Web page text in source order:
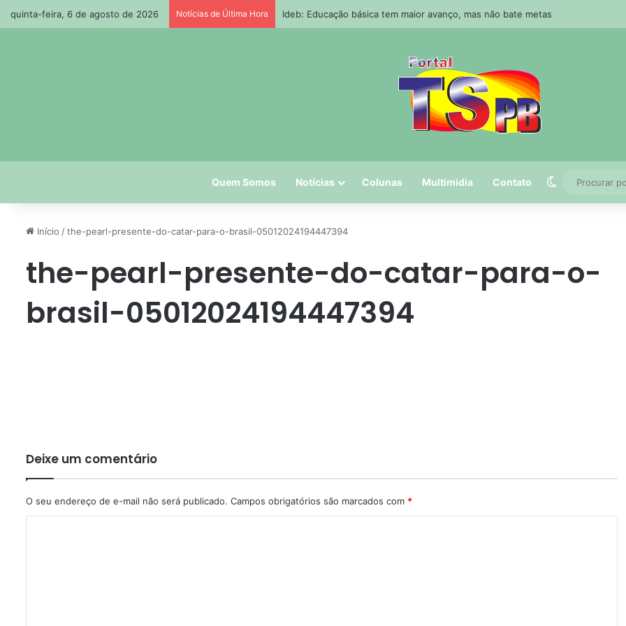
quinta-feira, 6 de agosto de 2026 Notícias de Última Hora Ideb: Educação básica tem maior avanço, mas não bate metas
Quem Somos Notícias Colunas Multimidia Contato Switch skin
Início /the-pearl-presente-do-catar-para-o-brasil-05012024194447394
the-pearl-presente-do-catar-para-o-
brasil-05012024194447394
Deixe um comentário
O seu endereço de e-mail não será publicado. Campos obrigatórios são marcados com *